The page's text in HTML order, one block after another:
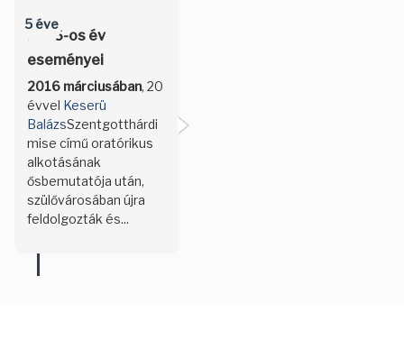
5 éve
2016-os év
eseményei
2016 márciusában, 20
évvel Keserü
BalázsSzentgotthárdi
mise című oratórikus
alkotásának
ősbemutatója után,
szülővárosában újra
feldolgozták és...